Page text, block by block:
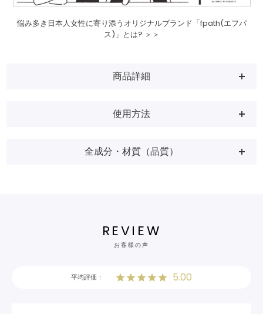
悩み多き日本人女性に寄り添うオリジナルブランド「fpath(エフパ
ス)」とは? ＞＞
商品詳細
使用方法
全成分・材質（品質）
REVIEW
お客様の声
5.00